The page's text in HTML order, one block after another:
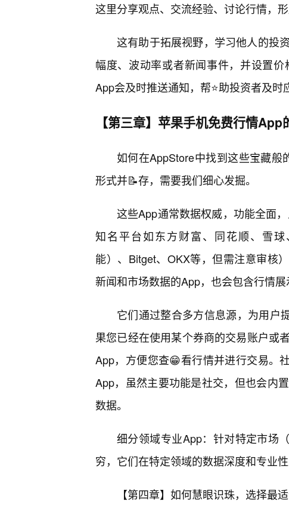
这里分享观点、交流经验、讨论行情，
这有助于拓展视野，学习他人的投
幅度、波动率或者新闻事件，并设置价
App会及时推送通知，帮⭐助投资者及时
【第三章】苹果手机免费行情
如何在AppStore中找到这些宝藏般
形式并📝存，需要我们细心发掘。
这些App通常数据权威，功能全面
知名平台如东方财富、同花顺、雪球
能）、Bitget、OKX等，但需注意审核
新闻和市场数据的App，也会包含行情展
它们通过整合多方信息源，为用户
果您已经在使用某个券商的交易账户或
App，方便您查😁看行情并进行交易。
App，虽然主要功能是社交，但也会内
数据。
细分领域专业App：针对特定市场
穷，它们在特定领域的数据深度和专业性
【第四章】如何慧眼识珠，选择最